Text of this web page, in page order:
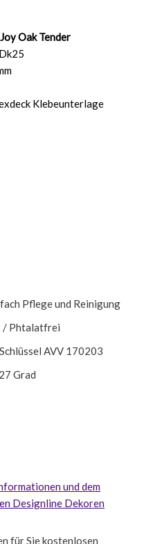
Oak Tender
Klebeunterlage
Pflege und Reinigung
/ Phtalatfrei
AVV 170203
Grad
und dem
Designline Dekoren
für Sie kostenlosen